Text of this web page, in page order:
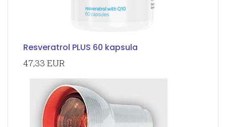
Resveratrol PLUS 60 kapsula
47,33 EUR